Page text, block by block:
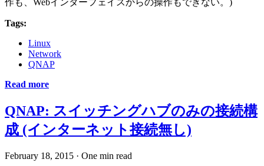
作も、Webインターフェイスからの操作もできない。)
Tags:
Linux
Network
QNAP
Read more
QNAP: スイッチングハブのみの接続構
成 (インターネット接続無し)
February 18, 2015 · One min read